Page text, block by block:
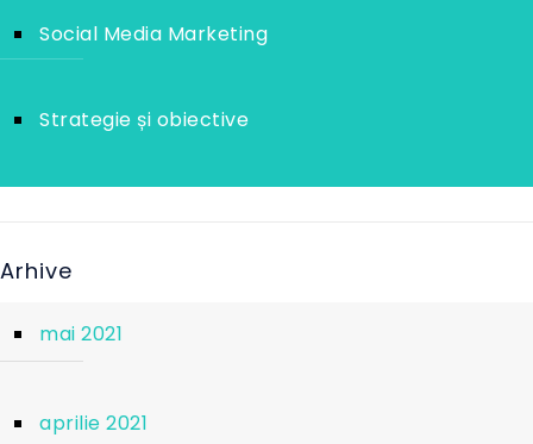
Social Media Marketing
Strategie și obiective
Arhive
mai 2021
aprilie 2021